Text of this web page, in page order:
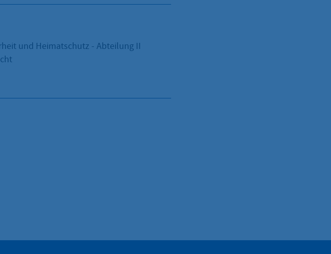
und Heimatschutz - Abteilung II